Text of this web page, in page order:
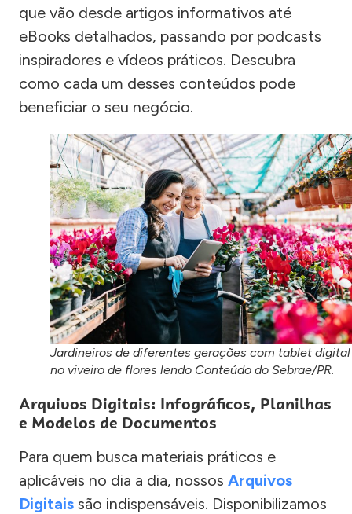
que vão desde artigos informativos até
eBooks detalhados, passando por podcasts
inspiradores e vídeos práticos. Descubra
como cada um desses conteúdos pode
beneficiar o seu negócio.
Jardineiros de diferentes gerações com tablet digital
no viveiro de flores lendo Conteúdo do Sebrae/PR.
Arquivos Digitais: Infográficos, Planilhas
e Modelos de Documentos
Para quem busca materiais práticos e
aplicáveis no dia a dia, nossos Arquivos
Digitais são indispensáveis. Disponibilizamos